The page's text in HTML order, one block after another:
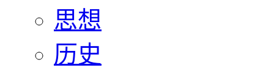
思想
历史